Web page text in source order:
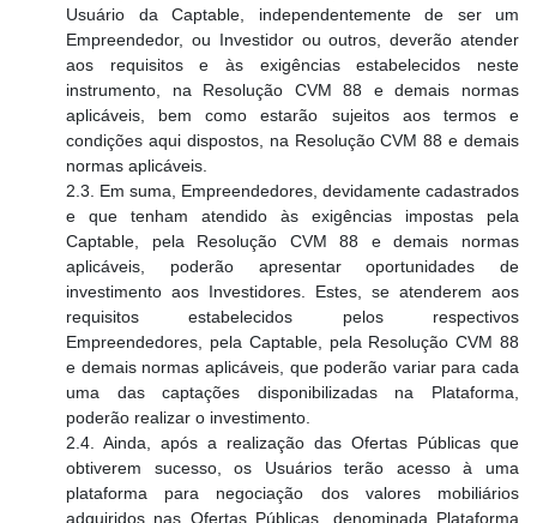
Usuário da Captable, independentemente de ser um
Empreendedor, ou Investidor ou outros, deverão atender
aos requisitos e às exigências estabelecidos neste
instrumento, na Resolução CVM 88 e demais normas
aplicáveis, bem como estarão sujeitos aos termos e
condições aqui dispostos, na Resolução CVM 88 e demais
normas aplicáveis.
2.3. Em suma, Empreendedores, devidamente cadastrados
e que tenham atendido às exigências impostas pela
Captable, pela Resolução CVM 88 e demais normas
aplicáveis, poderão apresentar oportunidades de
investimento aos Investidores. Estes, se atenderem aos
requisitos estabelecidos pelos respectivos
Empreendedores, pela Captable, pela Resolução CVM 88
e demais normas aplicáveis, que poderão variar para cada
uma das captações disponibilizadas na Plataforma,
poderão realizar o investimento.
2.4. Ainda, após a realização das Ofertas Públicas que
obtiverem sucesso, os Usuários terão acesso à uma
plataforma para negociação dos valores mobiliários
adquiridos nas Ofertas Públicas, denominada Plataforma